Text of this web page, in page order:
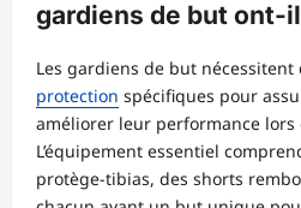
gardiens de but ont-
Les gardiens de but
protection spécifiques pour
améliorer leur performance lors
L’équipement essentiel
protège-tibias, des shorts